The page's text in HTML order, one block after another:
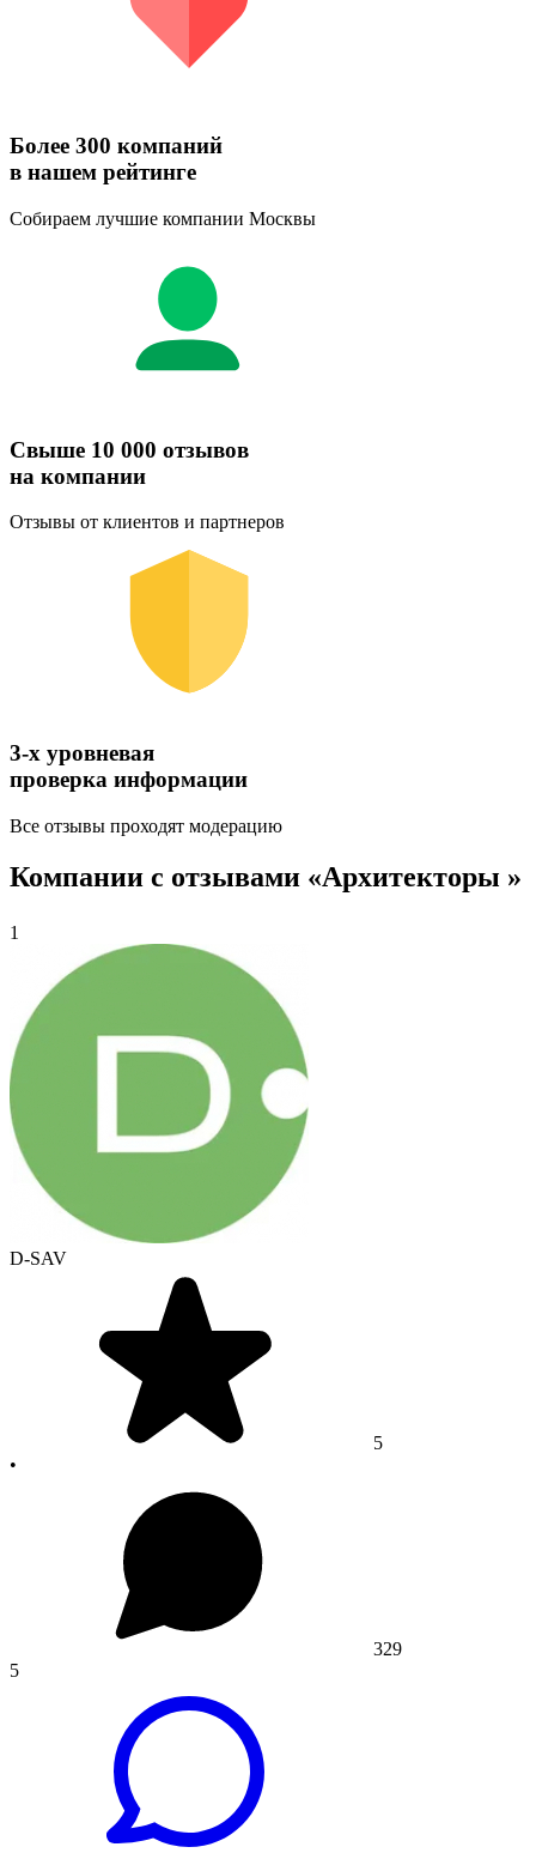
Более 300 компаний
в нашем рейтинге
Собираем лучшие компании Москвы
Свыше 10 000 отзывов
на компании
Отзывы от клиентов и партнеров
3-х уровневая
проверка информации
Все отзывы проходят модерацию
Компании с отзывами «Архитекторы »
1
D-SAV
5
•
329
5